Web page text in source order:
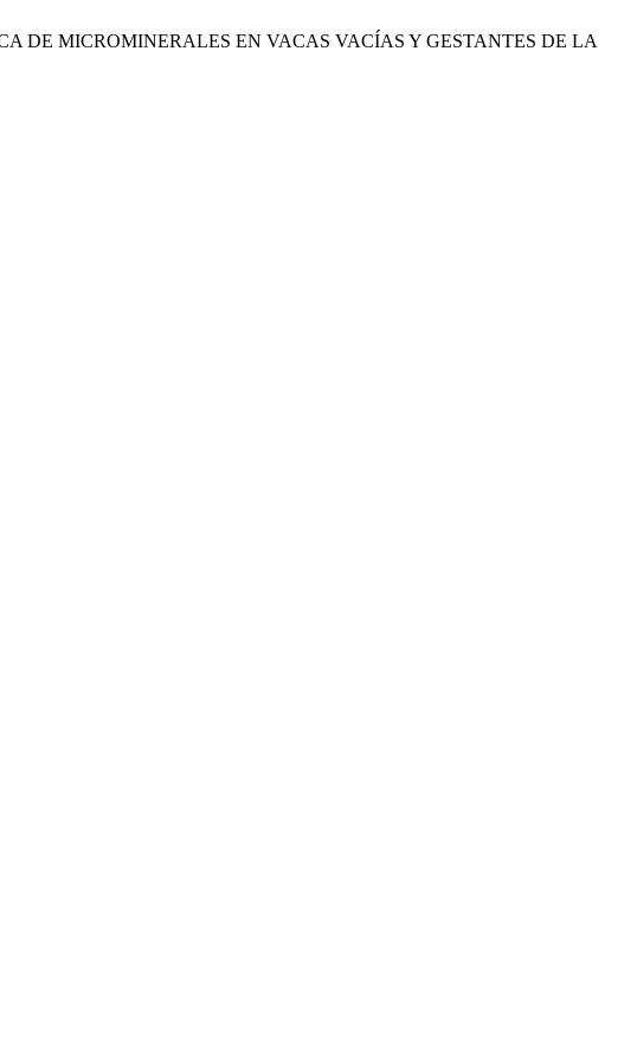
DE MICROMINERALES EN VACAS VACÍAS Y GESTANTES DE LA